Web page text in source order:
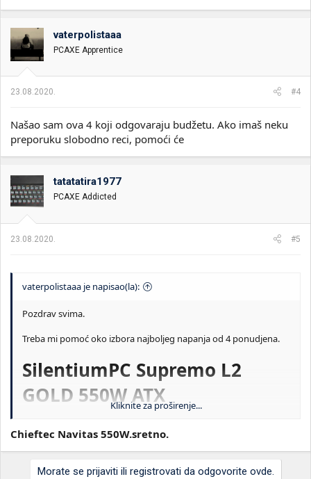
vaterpolistaaa
PCAXE Apprentice
23.08.2020. #4
Našao sam ova 4 koji odgovaraju budžetu. Ako imaš neku
preporuku slobodno reci, pomoći će
tatatatira1977
PCAXE Addicted
23.08.2020. #5
vaterpolistaaa je napisao(la):
Pozdrav svima.
Treba mi pomoć oko izbora najboljeg napanja od 4 ponudjena.
SilentiumPC Supremo L2
GOLD 550W ATX
GOLD
Chieftec Proton BDF-650C
Kliknite za proširenje...
Chieftec Navitas 550W.sretno.
Morate se prijaviti ili registrovati da odgovorite ovde.